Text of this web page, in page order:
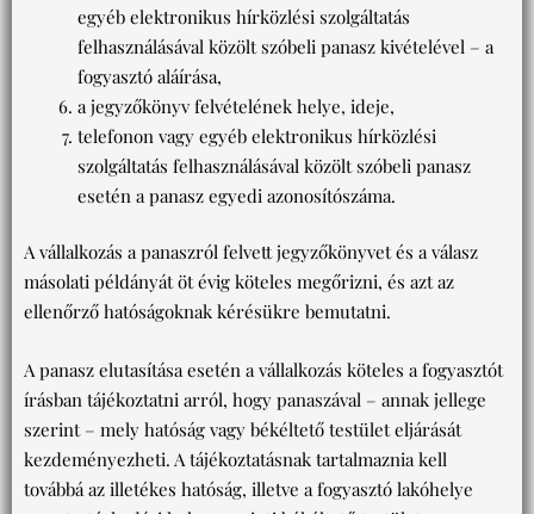
egyéb elektronikus hírközlési szolgáltatás
felhasználásával közölt szóbeli panasz kivételével – a
fogyasztó aláírása,
a jegyzőkönyv felvételének helye, ideje,
telefonon vagy egyéb elektronikus hírközlési
szolgáltatás felhasználásával közölt szóbeli panasz
esetén a panasz egyedi azonosítószáma.
A vállalkozás a panaszról felvett jegyzőkönyvet és a válasz
másolati példányát öt évig köteles megőrizni, és azt az
ellenőrző hatóságoknak kérésükre bemutatni.
A panasz elutasítása esetén a vállalkozás köteles a fogyasztót
írásban tájékoztatni arról, hogy panaszával – annak jellege
szerint – mely hatóság vagy békéltető testület eljárását
kezdeményezheti. A tájékoztatásnak tartalmaznia kell
továbbá az illetékes hatóság, illetve a fogyasztó lakóhelye